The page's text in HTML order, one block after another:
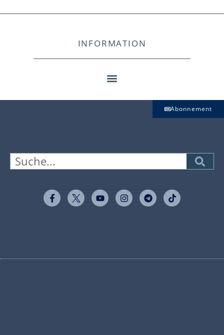
INFORMATION
Abonnement